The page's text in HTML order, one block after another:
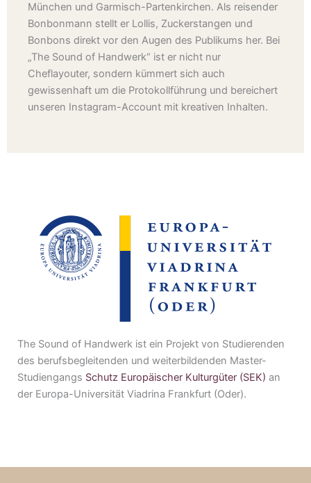
München und Garmisch-Partenkirchen. Als reisender
Bonbonmann stellt er Lollis, Zuckerstangen und
Bonbons direkt vor den Augen des Publikums her. Bei
„The Sound of Handwerk“ ist er nicht nur
Cheflayouter, sondern kümmert sich auch
gewissenhaft um die Protokollführung und bereichert
unseren Instagram-Account mit kreativen Inhalten.
The Sound of Handwerk ist ein Projekt von Studierenden
des berufsbegleitenden und weiterbildenden Master-
Studiengangs Schutz Europäischer Kulturgüter (SEK) an
der Europa-Universität Viadrina Frankfurt (Oder).